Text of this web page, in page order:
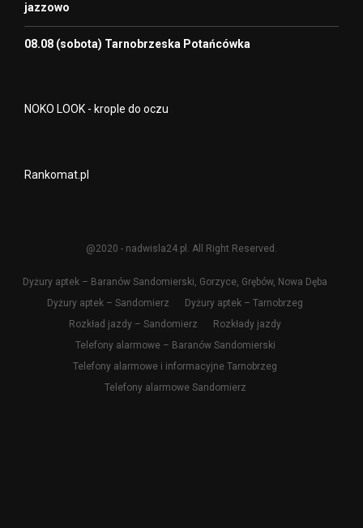
jazzowo
08.08 (sobota) Tarnobrzeska Potańcówka
NOKO LOOK - krople do oczu
Rankomat.pl
@2020 - nadwisla24.pl. All Right Reserved.
Dyżury aptek – Baranów Sandomierski, Gorzyce, Grębów, Nowa Dęba
Dyżury aptek – Sandomierz
Dyżury aptek – Tarnobrzeg
Rozkład jazdy – Sandomierz
Rozkłady jazdy
Telefony alarmowe – Baranów Sandomierski
Telefony alarmowe i informacyjne Tarnobrzeg
Telefony alarmowe Sandomierz